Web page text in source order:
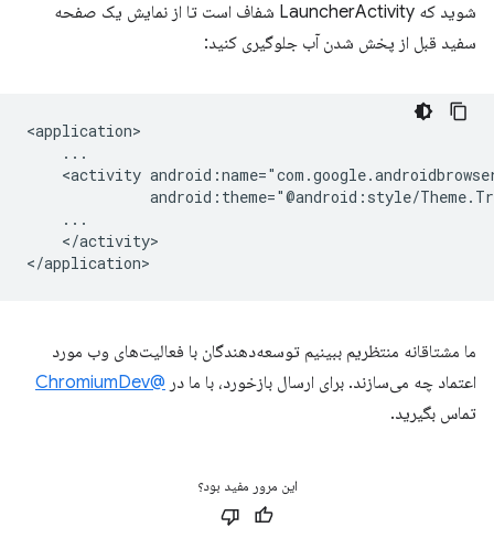
شوید که LauncherActivity شفاف است تا از نمایش یک صفحه
سفید قبل از پخش شدن آب جلوگیری کنید:
<activity
</activity>
ما مشتاقانه منتظریم ببینیم توسعه‌دهندگان با فعالیت‌های وب مورد
اعتماد چه می‌سازند. برای ارسال بازخورد، با ما در @ChromiumDev
تماس بگیرید.
این مرور مفید بود؟